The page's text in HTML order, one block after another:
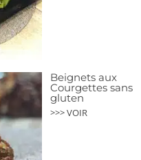
Beignets aux
Courgettes sans
gluten
>>> VOIR